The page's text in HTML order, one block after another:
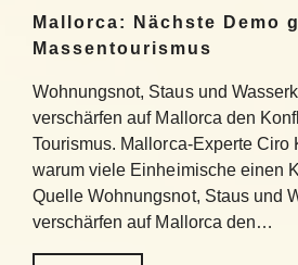
Mallorca: Nächste Demo
Massentourismus
Wohnungsnot, Staus und
verschärfen auf Mallorca den
Tourismus. Mallorca-Experte Ciro
warum viele Einheimische einen
Quelle Wohnungsnot, Staus und
verschärfen auf Mallorca den…